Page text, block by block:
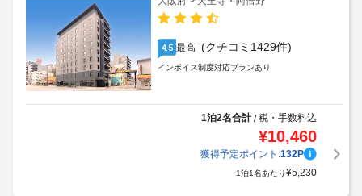
4.5 最高 (クチコミ1429件)
インボイス制度対応プランあり
1泊2名合計/税・手数料込
¥10,460
獲得予定ポイント:132P
1泊1名あたり¥5,230